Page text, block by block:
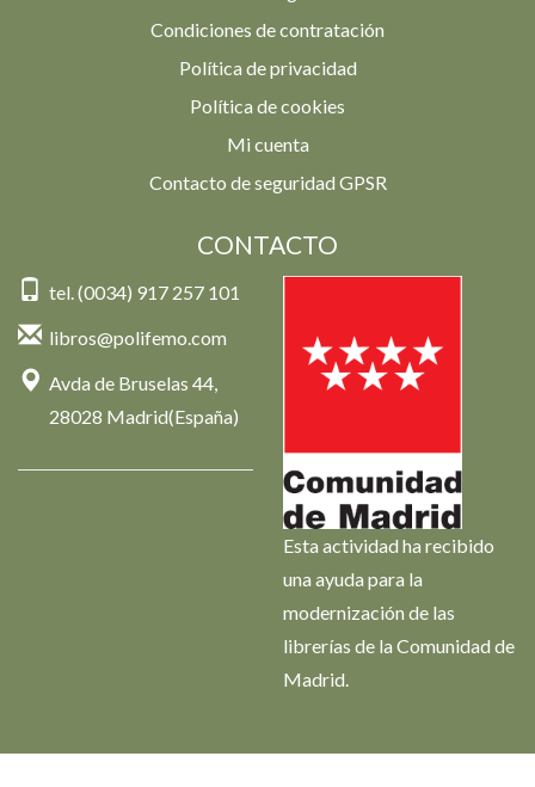
Condiciones de contratación
Política de privacidad
Política de cookies
Mi cuenta
Contacto de seguridad GPSR
CONTACTO
tel. (0034) 917 257 101
libros@polifemo.com
Avda de Bruselas 44,
28028 Madrid(España)
Esta actividad ha recibido
una ayuda para la
modernización de las
librerías de la Comunidad de
Madrid.